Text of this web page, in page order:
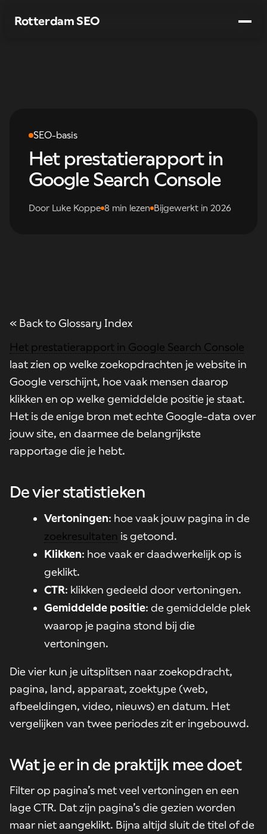
Rotterdam SEO
Over ons
→ Gratis SEO-audit
SEO-basis
Het prestatierapport in
Google Search Console
Door Luke Koppe 8 min lezen Bijgewerkt in 2026
« Back to Glossary Index
Het prestatierapport in Google Search Console
laat zien op welke zoekopdrachten je website in
Google verschijnt, hoe vaak mensen daarop
klikken en op welke gemiddelde positie je staat.
Het is de enige bron met echte Google-data over
jouw site, en daarmee de belangrijkste
rapportage die je hebt.
De vier statistieken
Vertoningen: hoe vaak jouw pagina in de
zoekresultaten is getoond.
Klikken: hoe vaak er daadwerkelijk op is
geklikt.
CTR: klikken gedeeld door vertoningen.
Gemiddelde positie: de gemiddelde plek
waarop je pagina stond bij die
vertoningen.
Die vier kun je uitsplitsen naar zoekopdracht,
pagina, land, apparaat, zoektype (web,
afbeeldingen, video, nieuws) en datum. Het
vergelijken van twee periodes zit er ingebouwd.
Wat je er in de praktijk mee doet
Filter op pagina’s met veel vertoningen en een
lage CTR. Dat zijn pagina’s die gezien worden
maar niet aangeklikt. Bijna altijd sluit de titel of de